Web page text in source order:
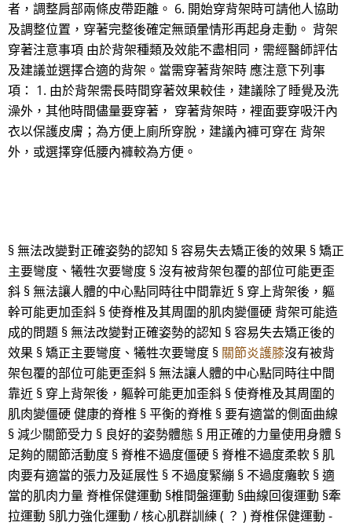
者，調整肩部兩條皮帶距離。 6. 開始穿背架時可請他人協助
及調整位置，穿著完整後確定無頭暈情形再起身走動。 背架
穿著注意事項 由於背架種類及效能不盡相同，需經醫師評估
及建議並選擇合適的背架。當需穿著背架時 應注意下列事
項： 1. 由於背架需長時間穿著效果較佳，建議除了睡覺及洗
澡外，其他時間儘量要穿著， 穿著背架時，裡面要穿吸汗內
衣以保護皮膚；為方便上廁所穿脫，建議內褲可穿在 背架
外，或選擇穿低腰內褲較為方便。
§ 無法改變對正確姿勢的認知 § 容易失去矯正後的效果 § 矯正
主要彎度、犧牲次要彎度 § 沒有被背架包覆的部位可能更歪
斜 § 無法讓人體的中心點同時往中間靠近 § 穿上背架後，軀
幹可能更加歪斜 § 使脊椎及其周圍的肌肉變僵硬 背架可能造
成的問題 § 無法改變對正確姿勢的認知 § 容易失去矯正後的
效果 § 矯正主要彎度、犧牲次要彎度 § 關節炎護膝沒有被背
架包覆的部位可能更歪斜 § 無法讓人體的中心點同時往中間
靠近 § 穿上背架後，軀幹可能更加歪斜 § 使脊椎及其周圍的
肌肉變僵硬 健康的脊椎 § 平衡的脊椎 § 要有適當的側面曲線
§ 減少關節受力 § 良好的姿勢體態 § 用正確的力量使用身體 §
足夠的關節活動度 § 脊椎不過度僵硬 § 脊椎不過度柔軟 § 肌
肉要有適當的張力及延展性 § 不過度緊繃 § 不過度癱軟 § 適
當的肌肉力量 脊椎保健運動 §椎間盤運動 §曲線回復運動 §牽
拉運動 §肌力強化運動 / 核心肌群訓練 ( ？ ) 脊椎保健運動 -